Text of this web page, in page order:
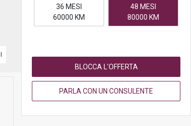
36 MESI
60000 KM
48 MESI
80000 KM
BLOCCA L'OFFERTA
PARLA CON UN CONSULENTE